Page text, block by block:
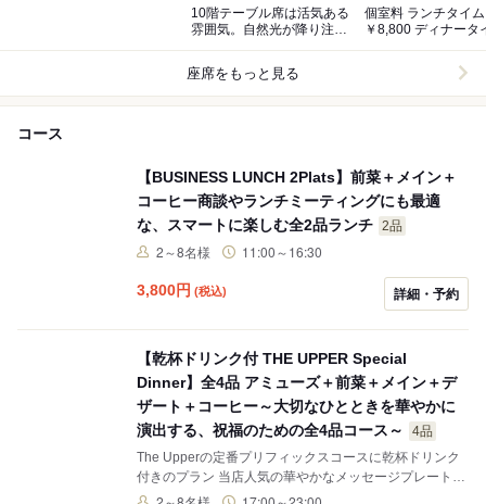
10階テーブル席は活気ある
雰囲気。自然光が降り注ぎ
個室料 ランチタイム
￥8,800 ディナータイム
座席をもっと見る
コース
【BUSINESS LUNCH 2Plats】前菜＋メイン＋
コーヒー商談やランチミーティングにも最適
な、スマートに楽しむ全2品ランチ 2品
2～8名様 11:00～16:30
3,800円 (税込) 詳細・予約
【乾杯ドリンク付 THE UPPER Special
Dinner】全4品 アミューズ＋前菜＋メイン＋デ
ザート＋コーヒー～大切なひとときを華やかに
演出する、祝福のための全4品コース～
4品
The Upperの定番プリフィックスコースに乾杯ドリンク
付きのプラン 当店人気の華やかなメッセージプレートの
追加でお祝い事にも最適です！